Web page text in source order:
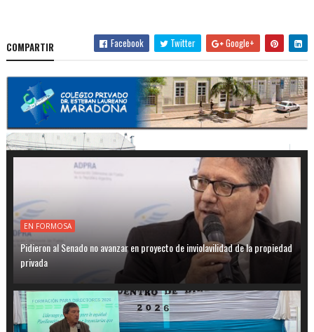
COMPARTIR Facebook Twitter Google+
EN FORMOSA
Pidieron al Senado no avanzar en proyecto de inviolavilidad de la propiedad
privada